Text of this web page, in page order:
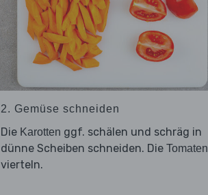
2. Gemüse schneiden
Die Karotten ggf. schälen und schräg in
dünne Scheiben schneiden. Die Tomaten
vierteln.